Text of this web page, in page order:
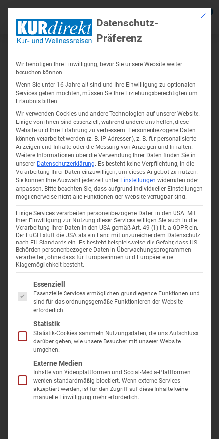
Reiseziele anzeigen
Kur in Deutschland Kur Bad
Kur auf
Bad
Kurreisen
Kur
Bad
Kururlaub polnische Ostsee
anzeigen
Kur in
Kuren in
Kur in
Kur in
Kur in Tschechien
Kur in
Kur in
Kur in
Kururlaub
Kuren in Ungarn
Kur in
Reisethemen anzeigen
Kurreisen – Ihrer Gesundheit etwas
Gutes tun!
Kururlaub
Gesundheitsreisen
Seniorenreisen
Wellnesssurlaub in Deutschland
anzeigen
Wellness
Reisen für Alleinreisende ohne
Einzelzimmerzuschlag
Santé Royale
Reiseangebote anzeigen
Kur Angebote
Wellnessurlaub Angebote
Über Uns anzeigen
Firmenprofil
Unser Team
Karriere Jobs
Soziales Engagement
Service anzeigen
Busreisen mit Haustürabholung
Urlaub mit Eigenanreise
Reisekataloge
Onlinekataloge
Krankenkassenzuschuss für
Kururlaub
Anwendungs-ABC
Kurarten
Kurreise Ratgeber – Tipps & Wissen
Reisegutschein
Newsletter
Reisebewertung
Treibstoffkostenzuschlag
Ihre Meinung ist uns wichtig!
SEHR GUT
4.45/ 5.00
86 Bewertungen
Hinweis zu den Bewertungen
Wir freuen uns, wenn Sie uns in Zusammenarbeit mit dem
unabhängigen BewertungsportalAusgezeichnet.orgbewerten. Mit
nur vier kurzen Fragen können Sie uns und auch allen anderen
Bewertung benötigen Sie nur eine E-Mail-Adresse, die aber nicht
veröffentlicht wird.
Ihre Zufriedenheit liegt uns sehr am Herzen – wir möchten uns
weiterhin verbessern und zu einer hohen Kundenzufriedenheit
beitragen. Deshalb sind wir neugierig auf Ihr Lob und Ihre
Anregungen.
Ausgezeichnet.org
nachlesen, was andere Gäste über unsere Reisen berichten.
Stöbern Sie gleich durch die Bewertungen und profitieren Sie bei
Ihrer nächsten Buchung.
Jetzt Reisebewertung abgeben
Gute Gründe für Ihre
Mit
Datenschutz-
Präferenz
Wir benötigen Ihre Einwilligung, bevor Sie unsere Website weiter
besuchen können.
Wenn Sie unter 16 Jahre alt sind und Ihre Einwilligung zu optionalen
Services geben möchten, müssen Sie Ihre Erziehungsberechtigten um
Erlaubnis bitten.
Wir verwenden Cookies und andere Technologien auf unserer Website.
Einige von ihnen sind essenziell, während andere uns helfen, diese
Website und Ihre Erfahrung zu verbessern. Personenbezogene Daten
können verarbeitet werden (z. B. IP-Adressen), z. B. für personalisierte
Anzeigen und Inhalte oder die Messung von Anzeigen und Inhalten.
Weitere Informationen über die Verwendung Ihrer Daten finden Sie in
unserer Datenschutzerklärung. Es besteht keine Verpflichtung, in die
Verarbeitung Ihrer Daten einzuwilligen, um dieses Angebot zu nutzen.
Sie können Ihre Auswahl jederzeit unter Einstellungen widerrufen oder
anpassen. Bitte beachten Sie, dass aufgrund individueller Einstellungen
möglicherweise nicht alle Funktionen der Website verfügbar sind.
Einige Services verarbeiten personenbezogene Daten in den USA. Mit
Ihrer Einwilligung zur Nutzung dieser Services willigen Sie auch in die
Verarbeitung Ihrer Daten in den USA gemäß Art. 49 (1) lit. a GDPR ein.
Der EuGH stuft die USA als ein Land mit unzureichendem Datenschutz
nach EU-Standards ein. Es besteht beispielsweise die Gefahr, dass US-
Behörden personenbezogene Daten in Überwachungsprogrammen
verarbeiten, ohne dass für Europäerinnen und Europäer eine
Klagemöglichkeit besteht.
Es folgt eine Liste der Service-Gruppen, für die eine Einwilligung
Essenziell
Essenzielle Services ermöglichen grundlegende Funktionen und
sind für das ordnungsgemäße Funktionieren der Website
erforderlich.
Statistik
Statistik-Cookies sammeln Nutzungsdaten, die uns Aufschluss
darüber geben, wie unsere Besucher mit unserer Website
umgehen.
Externe Medien
Inhalte von Videoplattformen und Social-Media-Plattformen
werden standardmäßig blockiert. Wenn externe Services
akzeptiert werden, ist für den Zugriff auf diese Inhalte keine
manuelle Einwilligung mehr erforderlich.